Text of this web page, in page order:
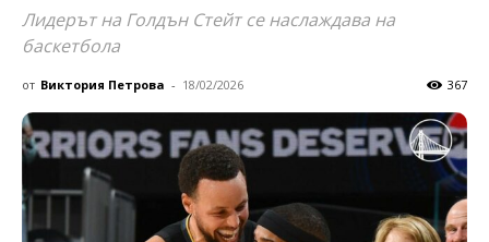
Лидерът на Голдън Стейт се наслаждава на
баскетбола
от Виктория Петрова - 18/02/2026 367